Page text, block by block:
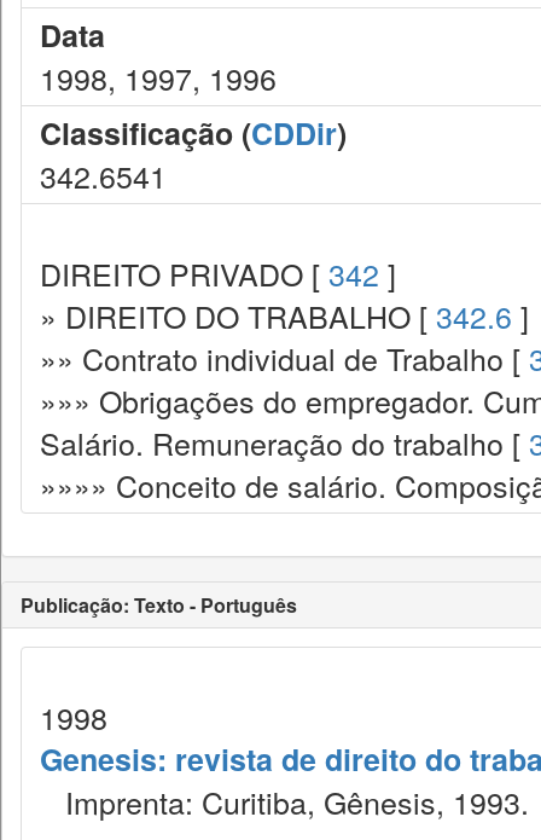
Data
1998, 1997, 1996
Classificação (CDDir)
342.6541
DIREITO PRIVADO [ 342 ]
» DIREITO DO TRABALHO [ 342.6 ]
»» Contrato individual de Trabalho [
»»» Obrigações do empregador.
Salário. Remuneração do trabalho [
»»»» Conceito de salário.
Publicação: Texto - Português
1998
Genesis: revista de direito do
Imprenta: Curitiba, Gênesis, 1993.